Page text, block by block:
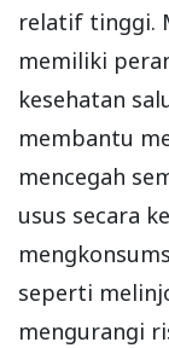
relatif tinggi.
memiliki
kesehatan
membantu
mencegah
usus secara
seperti
mengurangi